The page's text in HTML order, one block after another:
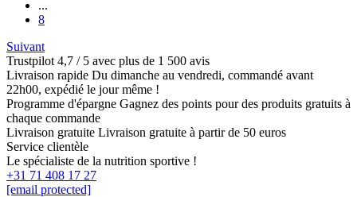
...
8
Suivant
Trustpilot 4,7 / 5 avec plus de 1 500 avis
Livraison rapide Du dimanche au vendredi, commandé avant
22h00, expédié le jour même !
Programme d'épargne Gagnez des points pour des produits gratuits à
chaque commande
Livraison gratuite Livraison gratuite à partir de 50 euros
Service clientèle
Le spécialiste de la nutrition sportive !
+31 71 408 17 27
[email protected]